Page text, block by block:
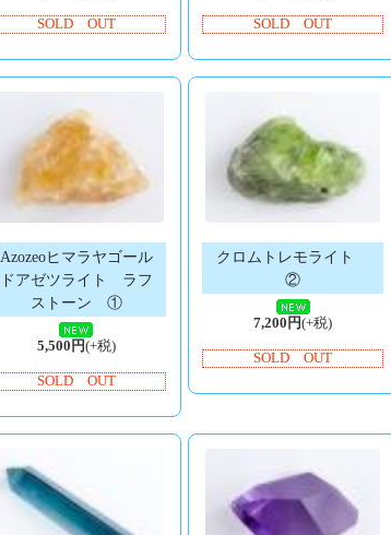
SOLD OUT SOLD OUT
Azozeoヒマラヤゴール
ドアゼツライト ラフ
ストーン ①
5,500円(+税)
SOLD OUT
クロムトレモライト
②
7,200円(+税)
SOLD OUT